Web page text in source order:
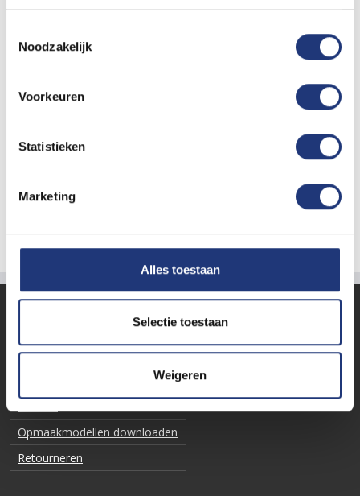
Noodzakelijk
Voorkeuren
Statistieken
Marketing
Alles toestaan
Selectie toestaan
Weigeren
Puntvlag 400×600 cm
Contact
Opmaakmodellen downloaden
Retourneren